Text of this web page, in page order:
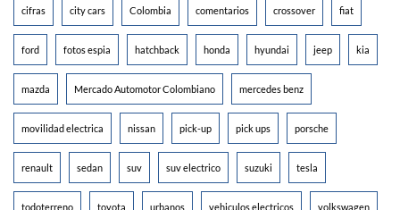
cifras city cars Colombia comentarios crossover fiat
ford fotos espia hatchback honda hyundai jeep kia
mazda Mercado Automotor Colombiano mercedes benz
movilidad electrica nissan pick-up pick ups porsche
renault sedan suv suv electrico suzuki tesla
todoterreno toyota urbanos vehiculos electricos volkswagen